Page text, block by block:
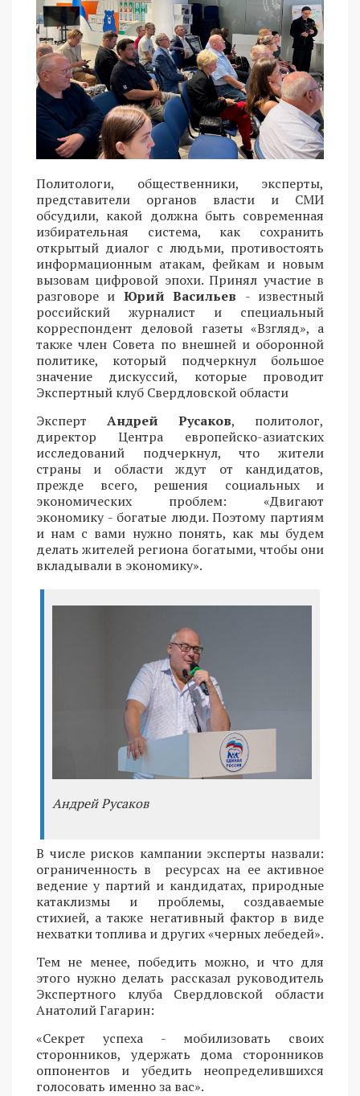
Политологи, общественники, эксперты,
представители органов власти и СМИ
обсудили, какой должна быть современная
избирательная система, как сохранить
открытый диалог с людьми, противостоять
информационным атакам, фейкам и новым
вызовам цифровой эпохи. Принял участие в
разговоре и Юрий Васильев - известный
российский журналист и специальный
корреспондент деловой газеты «Взгляд», а
также член Совета по внешней и оборонной
политике, который подчеркнул большое
значение дискуссий, которые проводит
Экспертный клуб Свердловской области
Эксперт Андрей Русаков, политолог,
директор Центра европейско-азиатских
исследований подчеркнул, что жители
страны и области ждут от кандидатов,
прежде всего, решения социальных и
экономических проблем: «Двигают
экономику - богатые люди. Поэтому партиям
и нам с вами нужно понять, как мы будем
делать жителей региона богатыми, чтобы они
вкладывали в экономику».
Андрей Русаков
В числе рисков кампании эксперты назвали:
ограниченность в ресурсах на ее активное
ведение у партий и кандидатах, природные
катаклизмы и проблемы, создаваемые
стихией, а также негативный фактор в виде
нехватки топлива и других «черных лебедей».
Тем не менее, победить можно, и что для
этого нужно делать рассказал руководитель
Экспертного клуба Свердловской области
Анатолий Гагарин:
«Секрет успеха - мобилизовать своих
сторонников, удержать дома сторонников
оппонентов и убедить неопределившихся
голосовать именно за вас».